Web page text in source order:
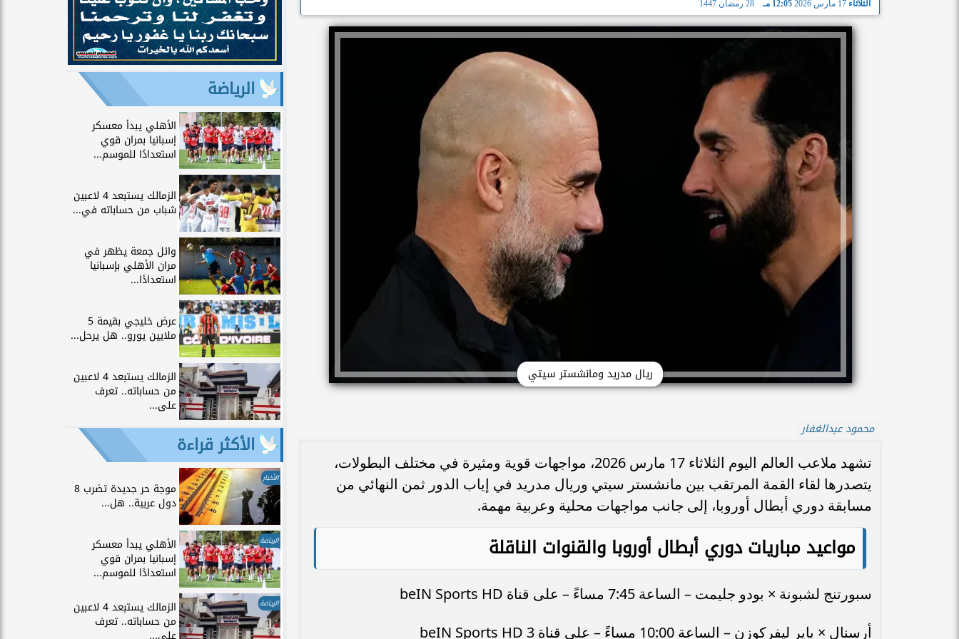
الثلاثاء 17 مارس 2026 12:05 مـ 28 رمضان 1447
ريال مدريد ومانشستر سيتي
محمود عبدالغفار
تشهد ملاعب العالم اليوم الثلاثاء 17 مارس 2026، مواجهات قوية ومثيرة في مختلف البطولات،
يتصدرها لقاء القمة المرتقب بين مانشستر سيتي وريال مدريد في إياب الدور ثمن النهائي من
مسابقة دوري أبطال أوروبا، إلى جانب مواجهات محلية وعربية مهمة.
مواعيد مباريات دوري أبطال أوروبا والقنوات الناقلة
سبورتنج لشبونة × بودو جليمت – الساعة 7:45 مساءً – على قناة beIN Sports HD
أرسنال × باير ليفركوزن – الساعة 10:00 مساءً – على قناة beIN Sports HD 3
الرياضة
الأهلي يبدأ معسكر
إسبانيا بمران قوي
استعدادًا للموسم...
الزمالك يستبعد 4 لاعبين
شباب من حساباته في...
وائل جمعة يظهر في
مران الأهلي بإسبانيا
استعدادًا...
عرض خليجي بقيمة 5
ملايين يورو.. هل يرحل...
الزمالك يستبعد 4 لاعبين
من حساباته.. تعرف
على...
الأكثر قراءة
الأخبار
موجة حر جديدة تضرب 8
دول عربية.. هل...
الرياضة الأهلي يبدأ معسكر
إسبانيا بمران قوي
استعدادًا للموسم...
الرياضة الزمالك يستبعد 4 لاعبين
من حساباته.. تعرف